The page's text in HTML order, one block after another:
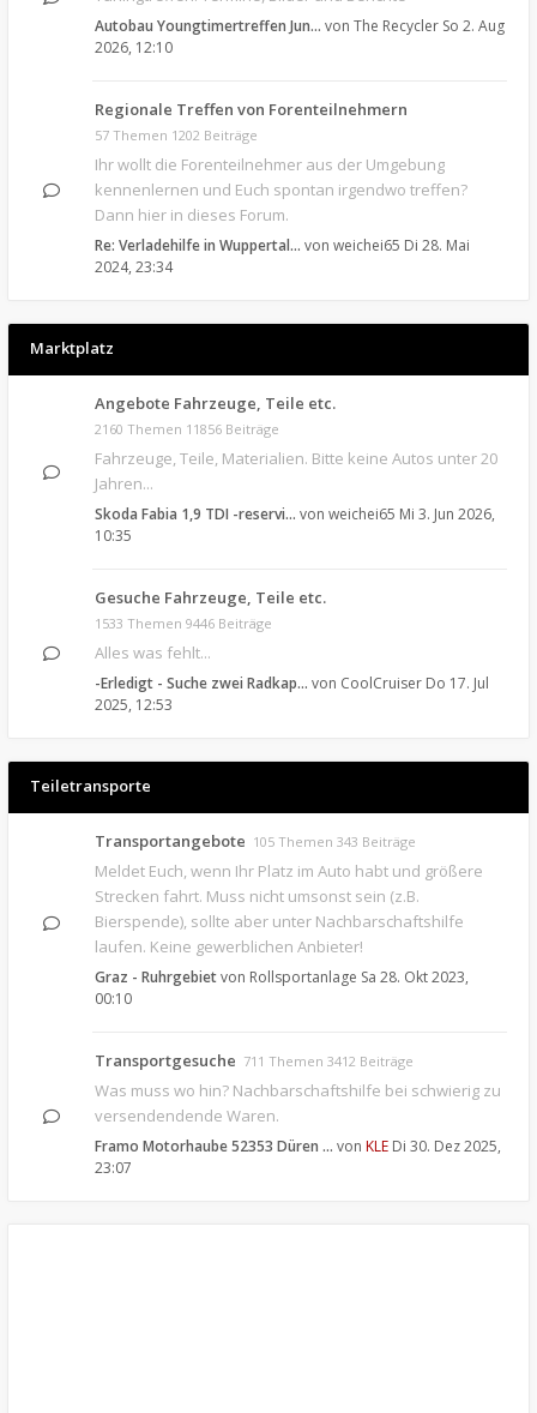
Autobau Youngtimertreffen Jun… von The Recycler So 2. Aug
2026, 12:10
Regionale Treffen von Forenteilnehmern
57 Themen 1202 Beiträge
Ihr wollt die Forenteilnehmer aus der Umgebung
kennenlernen und Euch spontan irgendwo treffen?
Dann hier in dieses Forum.
Re: Verladehilfe in Wuppertal… von weichei65 Di 28. Mai
2024, 23:34
Marktplatz
Angebote Fahrzeuge, Teile etc.
2160 Themen 11856 Beiträge
Fahrzeuge, Teile, Materialien. Bitte keine Autos unter 20
Jahren...
Skoda Fabia 1,9 TDI -reservi… von weichei65 Mi 3. Jun 2026,
10:35
Gesuche Fahrzeuge, Teile etc.
1533 Themen 9446 Beiträge
Alles was fehlt...
-Erledigt - Suche zwei Radkap… von CoolCruiser Do 17. Jul
2025, 12:53
Teiletransporte
Transportangebote 105 Themen 343 Beiträge
Meldet Euch, wenn Ihr Platz im Auto habt und größere
Strecken fahrt. Muss nicht umsonst sein (z.B.
Bierspende), sollte aber unter Nachbarschaftshilfe
laufen. Keine gewerblichen Anbieter!
Graz - Ruhrgebietvon Rollsportanlage Sa 28. Okt 2023,
00:10
Transportgesuche 711 Themen 3412 Beiträge
Was muss wo hin? Nachbarschaftshilfe bei schwierig zu
versendendende Waren.
Framo Motorhaube 52353 Düren … von KLE Di 30. Dez 2025,
23:07